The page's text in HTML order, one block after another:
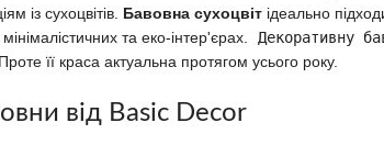
із сухоцвітів. Бавовна сухоцвітідеально
та еко-інтер'єрах.
Декоративну
її краса актуальна протягом усього року.
від Basic Decor